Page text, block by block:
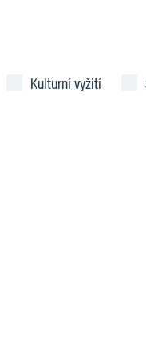
Kulturní vyžití